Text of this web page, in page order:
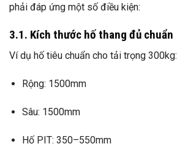
phải đáp ứng một số điều kiện:
3.1. Kích thước hố thang đủ chuẩn
Ví dụ hố tiêu chuẩn cho tải trọng 300kg:
Rộng: 1500mm
Sâu: 1500mm
Hố PIT: 350–550mm